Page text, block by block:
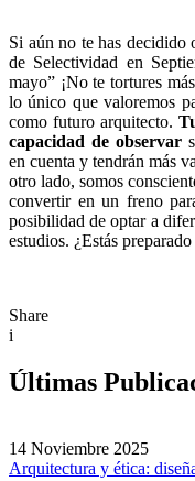
Si aún no te has decidido
de Selectividad en
mayo” ¡No te tortures
lo único que valoremos
como futuro arquitecto.
capacidad de observar
en cuenta y tendrán más
otro lado, somos
convertir en un freno
posibilidad de optar a
estudios. ¿Estás
Share
i
Últimas
14 Noviembre 2025
Arquitectura y ética: